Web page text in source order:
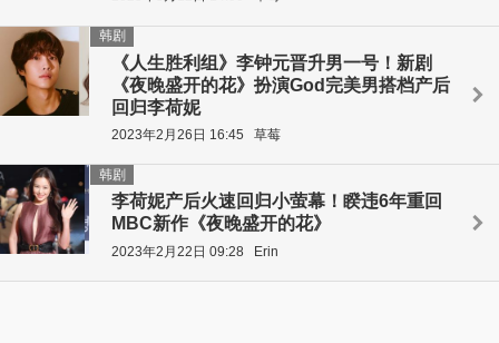
《人生胜利组》李钟元晋升男一号！新剧
《夜晚盛开的花》扮演God完美男搭档产后
回归李荷妮
韩剧
2023年2月26日 16:45 草莓
李荷妮产后火速回归小萤幕！睽违6年重回
MBC新作《夜晚盛开的花》
韩剧
2023年2月22日 09:28 Erin